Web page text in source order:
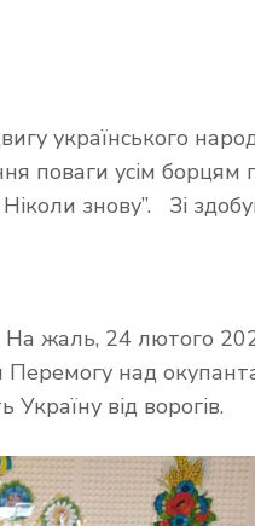
українського
поваги усім
знову”. Зі
На жаль, 24 лютого
над
від ворогів.